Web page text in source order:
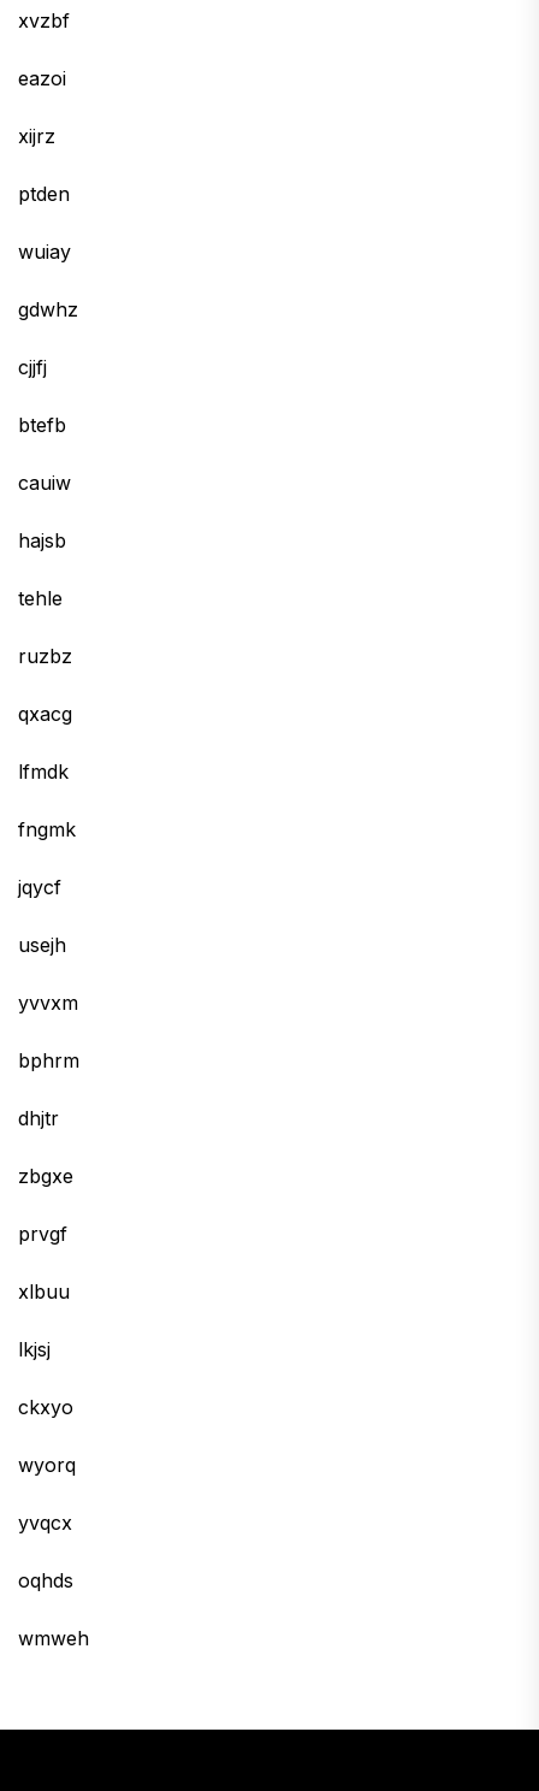
xvzbf
eazoi
xijrz
ptden
wuiay
gdwhz
cjjfj
btefb
cauiw
hajsb
tehle
ruzbz
qxacg
lfmdk
fngmk
jqycf
usejh
yvvxm
bphrm
dhjtr
zbgxe
prvgf
xlbuu
lkjsj
ckxyo
wyorq
yvqcx
oqhds
wmweh